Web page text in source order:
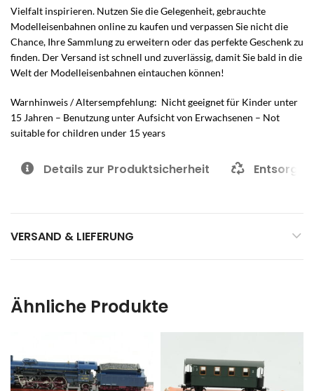
Vielfalt inspirieren. Nutzen Sie die Gelegenheit, gebrauchte
Modelleisenbahnen online zu kaufen und verpassen Sie nicht die
Chance, Ihre Sammlung zu erweitern oder das perfekte Geschenk zu
finden. Der Versand ist schnell und zuverlässig, damit Sie bald in die
Welt der Modelleisenbahnen eintauchen können!
Warnhinweis / Altersempfehlung: Nicht geeignet für Kinder unter
15 Jahren – Benutzung unter Aufsicht von Erwachsenen – Not
suitable for children under 15 years
Details zur Produktsicherheit
VERSAND & LIEFERUNG
Ähnliche Produkte